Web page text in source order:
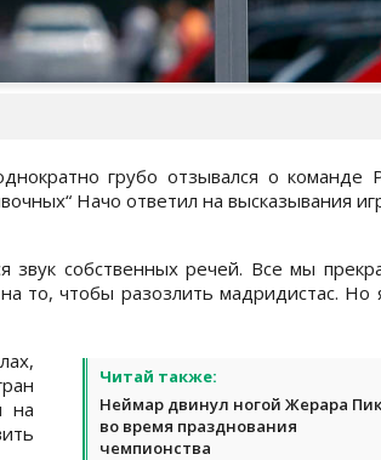
грубо отзывался о команде
Начо ответил на высказывания
звук собственных речей. Все мы
то, чтобы разозлить мадридистас. Но
Читай также:
Неймар двинул ногой Жерара
во время празднования
чемпионства
на